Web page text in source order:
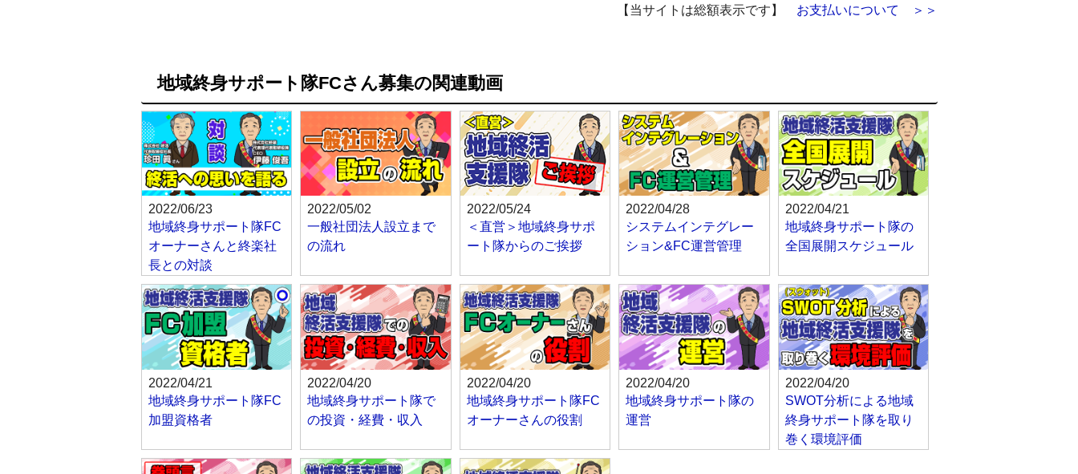
【当サイトは総額表示です】 お支払いについて ＞＞
地域終身サポート隊FCさん募集の関連動画
2022/06/23
地域終身サポート隊FC
オーナーさんと終楽社
長との対談
2022/05/02
一般社団法人設立まで
の流れ
2022/05/24
＜直営＞地域終身サポ
ート隊からのご挨拶
2022/04/28
システムインテグレー
ション&FC運営管理
2022/04/21
地域終身サポート隊の
全国展開スケジュール
2022/04/21
地域終身サポート隊FC
加盟資格者
2022/04/20
地域終身サポート隊で
の投資・経費・収入
2022/04/20
地域終身サポート隊FC
オーナーさんの役割
2022/04/20
地域終身サポート隊の
運営
2022/04/20
SWOT分析による地域
終身サポート隊を取り
巻く環境評価